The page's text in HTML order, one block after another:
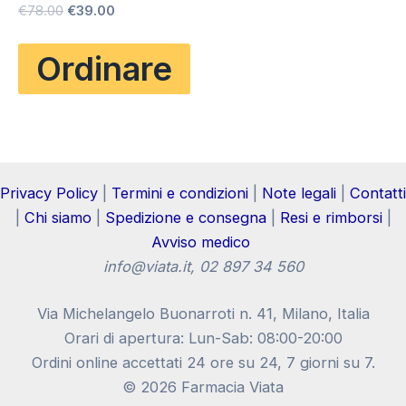
Valutato
€78.00 Il
originale
era:
€78.00.
€39.00
attuale
è:
€39.00.
Ordinare
Privacy Policy Termini e condizioni Note legali
Contatti
Chi siamo| Spedizione e consegna| Resi e rimborsi|
Avviso medico
info@viata.it, 02 897 34 560
Via Michelangelo Buonarroti n. 41, Milano, Italia
Orari di apertura: Lun-Sab: 08:00-20:00
Ordini online accettati 24 ore su 24, 7 giorni su 7.
© 2026 Farmacia Viata